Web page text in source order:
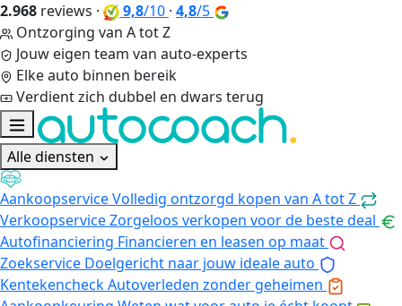
2.968 reviews · 9,8/10 · 4,8/5
Ontzorging van A tot Z
Jouw eigen team van auto-experts
Elke auto binnen bereik
Verdient zich dubbel en dwars terug
Alle diensten
AankoopserviceVolledig ontzorgd kopen van A tot Z
VerkoopserviceZorgeloos verkopen voor de beste deal
Autofinanciering Financieren en leasen op maat
Zoekservice Doelgericht naar jouw ideale auto
KentekencheckAutoverleden zonder geheimen